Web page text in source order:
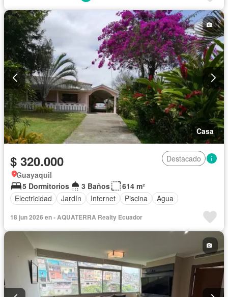
Casa
$ 320.000
Destacado
Guayaquil
5 Dormitorios
3 Baños
614 m²
Electricidad
Jardín Internet Piscina Agua
18 jun 2026 en - AQUATERRA Realty Ecuador